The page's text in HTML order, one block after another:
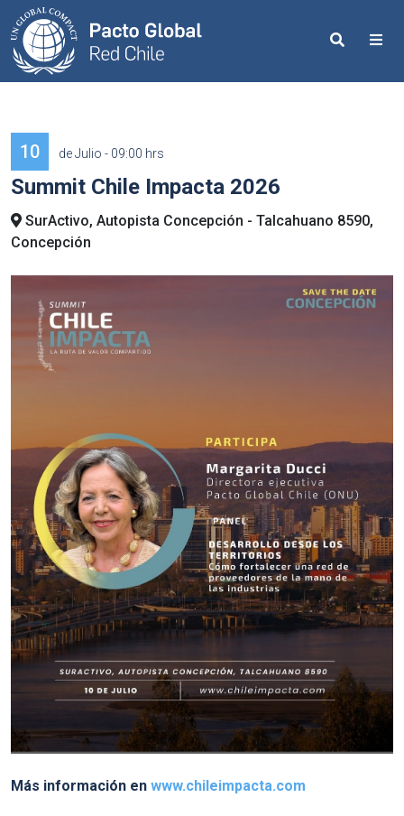
Search
10 de Julio - 09:00 hrs
Summit Chile Impacta 2026
SurActivo, Autopista Concepción - Talcahuano 8590,
Concepción
Más información en www.chileimpacta.com